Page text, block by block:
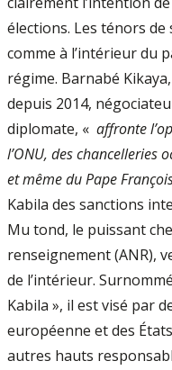
élections. Les ténors
comme à l’in­térieur du
régime. Barnabé
depuis 2014,
diplomate, « affronte
l’ONU, des chancelleries
et même du Pape
Kabila des sanc­tions
Mu­ tond, le puissant
renseignement (ANR),
de l’intérieur.
Kabila », il est visé par
européenne et des
autres hauts